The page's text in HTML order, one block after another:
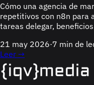
Cómo una agencia de
repetitivos con n8n para
tareas delegar,
21 may 2026·7 min de
Leer →